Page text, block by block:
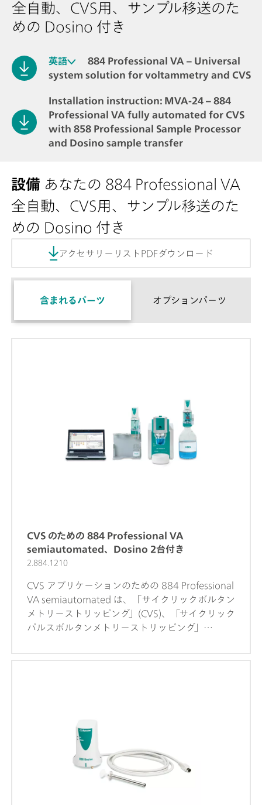
全自動、CVS用、サンプル移送のた
めの Dosino 付き
英語
884 Professional VA – Universal
system solution for voltammetry and CVS
Installation instruction: MVA-24 – 884
Professional VA fully automated for CVS
with 858 Professional Sample Processor
and Dosino sample transfer
設備 あなたの 884 Professional VA
全自動、CVS用、サンプル移送のた
めの Dosino 付き
アクセサリーリストPDFダウンロード
含まれるパーツ オプションパーツ
CVS のための 884 Professional VA
semiautomated、Dosino 2台付き
2.884.1210
CVS アプリケーションのための 884 Professional
VA semiautomated は、「サイクリックボルタン
メトリーストリッピング」(CVS)、「サイクリック
パルスボルタンメトリーストリッピング」
電気めっき浴内の有機添加物の測定、または回転
とのコンビネーションにおける熟練した
Metrohm の電極技術が CVS に新たな展望を開き
ます。性能が認証されたキャリブレータの付いた
ポテンショスタットは、各測定前に自動的に新た
に調整を行い、可能な限り高い精度を保証しま